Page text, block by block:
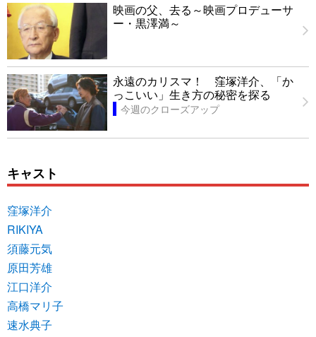
映画の父、去る～映画プロデューサ
ー・黒澤満～
永遠のカリスマ！ 窪塚洋介、「か
っこいい」生き方の秘密を探る
今週のクローズアップ
キャスト
窪塚洋介
RIKIYA
須藤元気
原田芳雄
江口洋介
高橋マリ子
速水典子